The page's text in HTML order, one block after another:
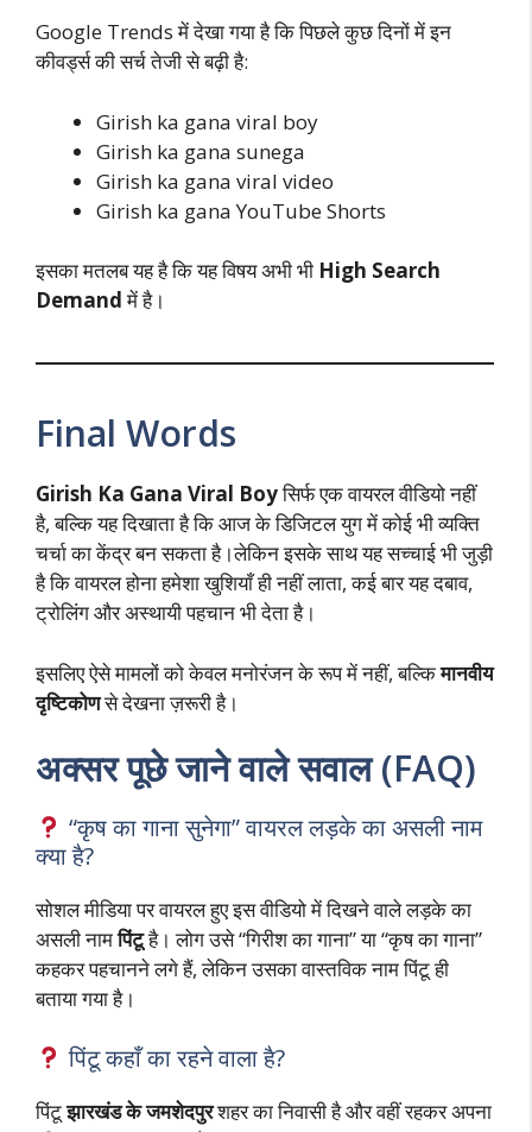
Google Trends में देखा गया है कि पिछले कुछ दिनों में इन
कीवर्ड्स की सर्च तेजी से बढ़ी है:
Girish ka gana viral boy
Girish ka gana sunega
Girish ka gana viral video
Girish ka gana YouTube Shorts
इसका मतलब यह है कि यह विषय अभी भी High Search
Demandमें है।
Final Words
Girish Ka Gana Viral Boyसिर्फ एक वायरल वीडियो नहीं
है, बल्कि यह दिखाता है कि आज के डिजिटल युग में कोई भी व्यक्ति
चर्चा का केंद्र बन सकता है।लेकिन इसके साथ यह सच्चाई भी जुड़ी
है कि वायरल होना हमेशा खुशियाँ ही नहीं लाता, कई बार यह दबाव,
ट्रोलिंग और अस्थायी पहचान भी देता है।
इसलिए ऐसे मामलों को केवल मनोरंजन के रूप में नहीं, बल्किमानवीय
दृष्टिकोणसे देखना ज़रूरी है।
अक्सर पूछे जाने वाले सवाल (FAQ)
“कृष का गाना सुनेगा” वायरल लड़के का असली नाम
क्या है?
सोशल मीडिया पर वायरल हुए इस वीडियो में दिखने वाले लड़के का
असली नामपिंटूहै। लोग उसे “गिरीश का गाना” या “कृष का गाना”
कहकर पहचानने लगे हैं, लेकिन उसका वास्तविक नाम पिंटू ही
बताया गया है।
पिंटू कहाँ का रहने वाला है?
पिंटूझारखंड के जमशेदपुरशहर का निवासी है और वहीं रहकर अपना